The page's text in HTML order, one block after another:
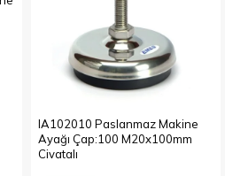
IA102010 Paslanmaz Makine
Ayağı Çap:100 M20x100mm
Civatalı